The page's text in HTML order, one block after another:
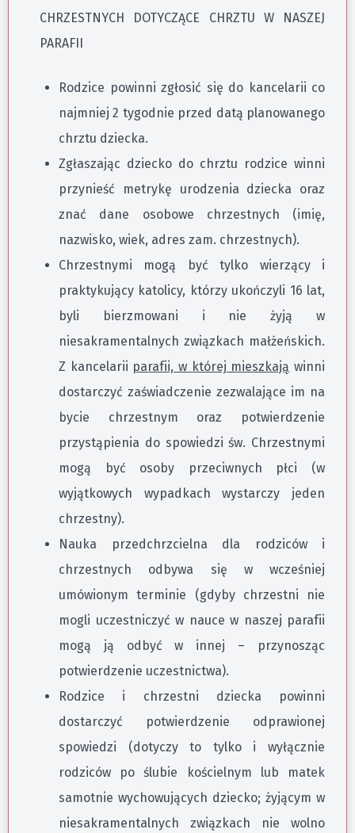
CHRZESTNYCH DOTYCZĄCE CHRZTU W NASZEJ
PARAFII
Rodzice powinni zgłosić się do kancelarii co
najmniej 2 tygodnie przed datą planowanego
chrztu dziecka.
Zgłaszając dziecko do chrztu rodzice winni
przynieść metrykę urodzenia dziecka oraz
znać dane osobowe chrzestnych (imię,
nazwisko, wiek, adres zam. chrzestnych).
Chrzestnymi mogą być tylko wierzący i
praktykujący katolicy, którzy ukończyli 16 lat,
byli bierzmowani i nie żyją w
niesakramentalnych związkach małżeńskich.
Z kancelarii parafii, w której mieszkają winni
dostarczyć zaświadczenie zezwalające im na
bycie chrzestnym oraz potwierdzenie
przystąpienia do spowiedzi św. Chrzestnymi
mogą być osoby przeciwnych płci (w
wyjątkowych wypadkach wystarczy jeden
chrzestny).
Nauka przedchrzcielna dla rodziców i
chrzestnych odbywa się w wcześniej
umówionym terminie (gdyby chrzestni nie
mogli uczestniczyć w nauce w naszej parafii
mogą ją odbyć w innej – przynosząc
potwierdzenie uczestnictwa).
Rodzice i chrzestni dziecka powinni
dostarczyć potwierdzenie odprawionej
spowiedzi (dotyczy to tylko i wyłącznie
rodziców po ślubie kościelnym lub matek
samotnie wychowujących dziecko; żyjącym w
niesakramentalnych związkach nie wolno